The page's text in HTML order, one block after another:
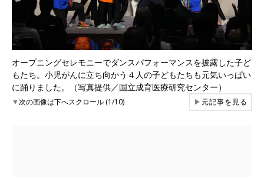
オープニングセレモニーでダンスパフォーマンスを披露した子ど
もたち。小児がんに立ち向かう４人の子どもたちも元気いっぱい
に踊りました。（写真提供／国立成育医療研究センター）
▼次の画像は下へスクロール (1/10) ▶元記事を見る